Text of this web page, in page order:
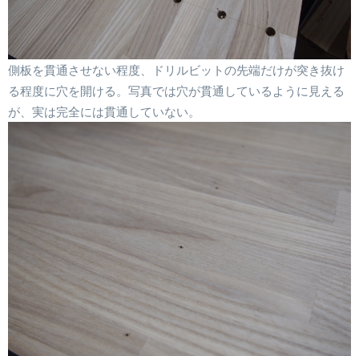
側板を貫通させない程度、ドリルビットの先端だけが突き抜け
る程度に穴を開ける。写真では穴が貫通しているように見える
が、実は完全には貫通していない。